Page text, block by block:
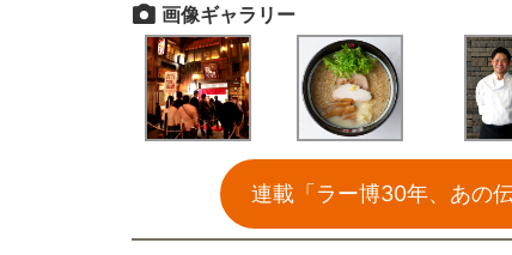
画像ギャラリー
連載「ラー博30年、あの